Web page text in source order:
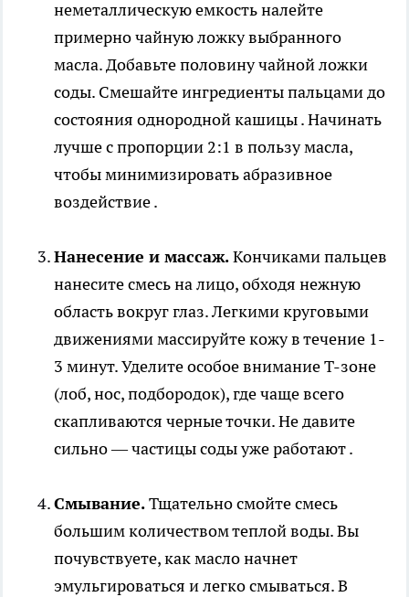
неметаллическую емкость налейте
примерно чайную ложку выбранного
масла. Добавьте половину чайной ложки
соды. Смешайте ингредиенты пальцами до
состояния однородной кашицы . Начинать
лучше с пропорции 2:1 в пользу масла,
чтобы минимизировать абразивное
воздействие .
Нанесение и массаж.Кончиками пальцев
нанесите смесь на лицо, обходя нежную
область вокруг глаз. Легкими круговыми
движениями массируйте кожу в течение 1-
3 минут. Уделите особое внимание Т-зоне
(лоб, нос, подбородок), где чаще всего
скапливаются черные точки. Не давите
сильно — частицы соды уже работают .
Смывание.Тщательно смойте смесь
большим количеством теплой воды. Вы
почувствуете, как масло начнет
эмульгироваться и легко смываться. В